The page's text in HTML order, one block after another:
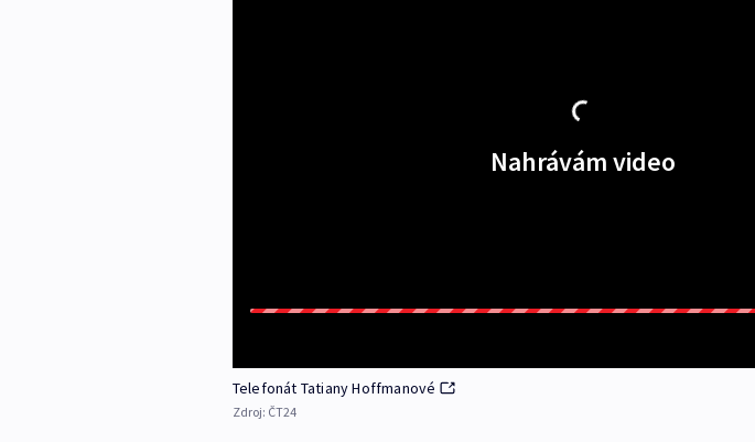
Nahrávám video
Telefonát Tatiany Hoffmanové
Zdroj: ČT24